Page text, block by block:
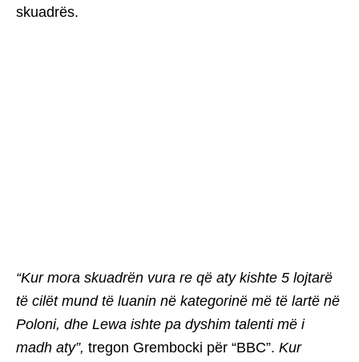
skuadrës.
“Kur mora skuadrën vura re që aty kishte 5 lojtarë
të cilët mund të luanin në kategorinë më të lartë në
Poloni, dhe Lewa ishte pa dyshim talenti më i
madh aty”, tregon Grembocki për “BBC”. Kur